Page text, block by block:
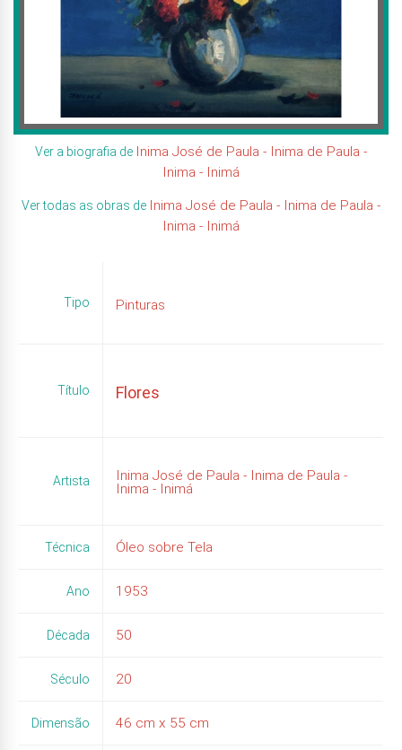
Ver a biografia de Inima José de Paula - Inima de Paula -
Inima - Inimá
Ver todas as obras de Inima José de Paula - Inima de Paula -
Inima - Inimá
Tipo Pinturas
Título Flores
Artista
Inima José de Paula - Inima de Paula -
Inima - Inimá
Técnica Óleo sobre Tela
Ano 1953
Década 50
Século 20
Dimensão 46 cm x 55 cm